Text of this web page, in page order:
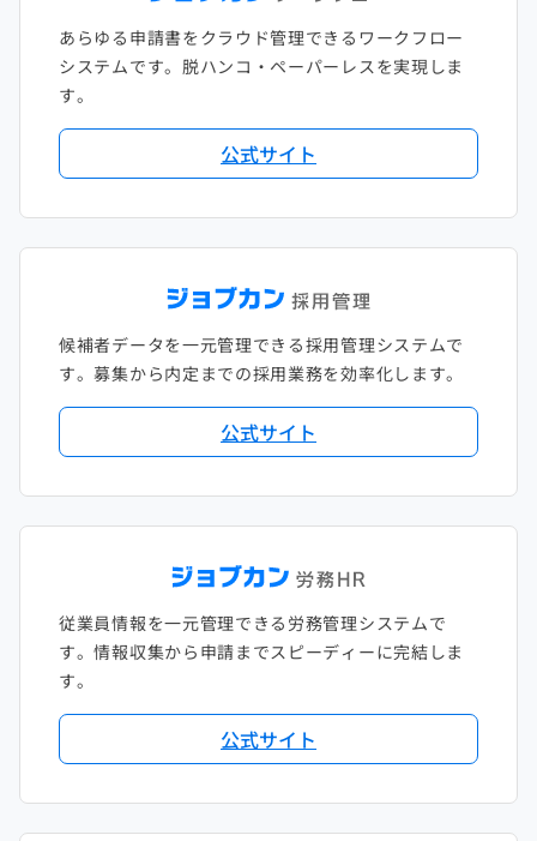
あらゆる申請書をクラウド管理できるワークフロー
システムです。脱ハンコ・ペーパーレスを実現しま
す。
公式サイト
候補者データを一元管理できる採用管理システムで
す。募集から内定までの採用業務を効率化します。
公式サイト
従業員情報を一元管理できる労務管理システムで
す。情報収集から申請までスピーディーに完結しま
す。
公式サイト